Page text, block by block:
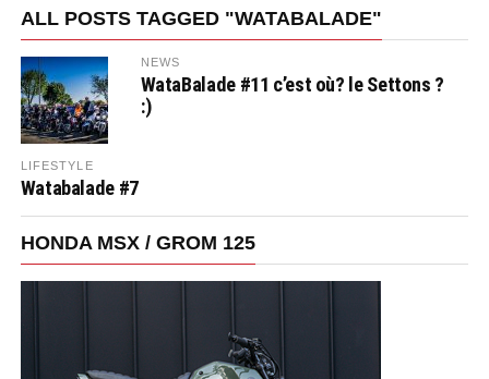
ALL POSTS TAGGED "WATABALADE"
NEWS
WataBalade #11 c’est où? le Settons ?
:)
LIFESTYLE
Watabalade #7
HONDA MSX / GROM 125